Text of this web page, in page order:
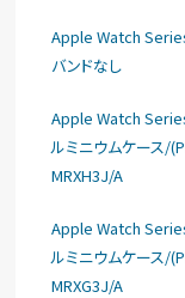
Apple Watch
バンドなし
Apple Watch
ルミニウムケース/
MRXH3J/A
Apple Watch
ルミニウムケース/
MRXG3J/A